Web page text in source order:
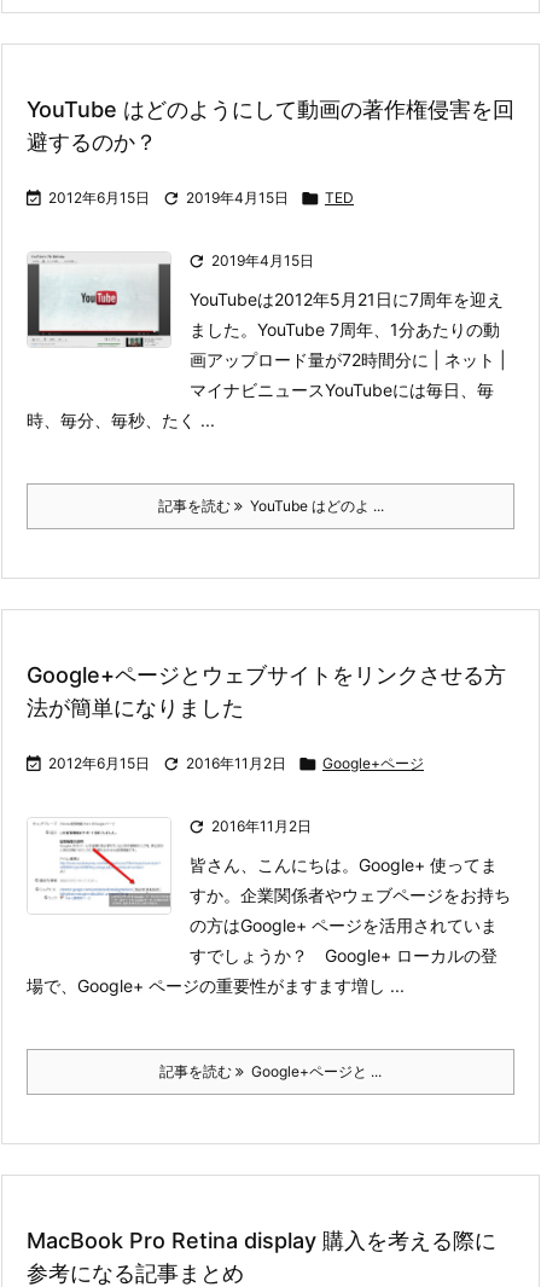
YouTube はどのようにして動画の著作権侵害を回
避するのか？
 2012年6月15日  2019年4月15日  TED
 2019年4月15日
YouTubeは2012年5月21日に7周年を迎え
ました。YouTube 7周年、1分あたりの動
画アップロード量が72時間分に | ネット |
マイナビニュースYouTubeには毎日、毎
時、毎分、毎秒、たく ...
記事を読む YouTube はどのよ ...
Google+ページとウェブサイトをリンクさせる方
法が簡単になりました
 2012年6月15日  2016年11月2日  Google+ページ
 2016年11月2日
皆さん、こんにちは。Google+ 使ってま
すか。企業関係者やウェブページをお持ち
の方はGoogle+ ページを活用されていま
すでしょうか？ Google+ ローカルの登
場で、Google+ ページの重要性がますます増し ...
記事を読む Google+ページと ...
MacBook Pro Retina display 購入を考える際に
参考になる記事まとめ